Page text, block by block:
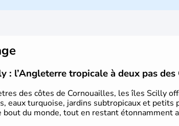
influençant durablement
: l’Angleterre tropicale à deux pas
des côtes de Cornouailles, les îles Scilly
eaux turquoise, jardins subtropicaux et
bout du monde, tout en restant étonnamment